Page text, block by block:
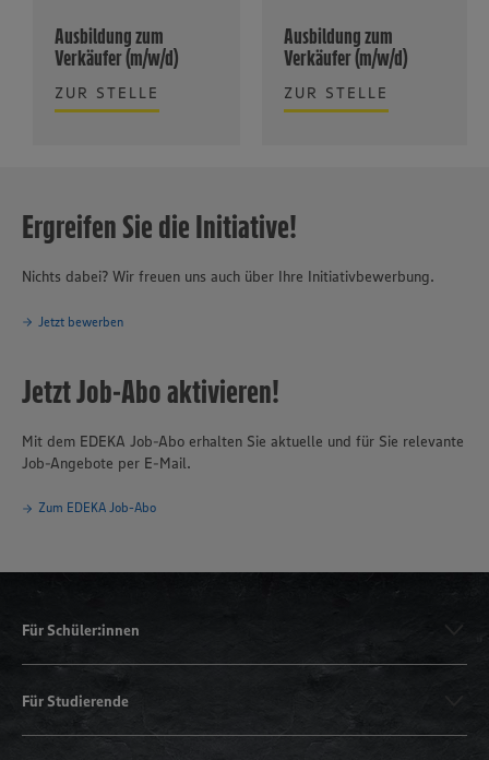
Ausbildung zum
Verkäufer (m/w/d)
ZUR STELLE
Ausbildung zum
Verkäufer (m/w/d)
ZUR STELLE
Ergreifen Sie die Initiative!
Nichts dabei? Wir freuen uns auch über Ihre Initiativbewerbung.
Jetzt bewerben
Jetzt Job-Abo aktivieren!
Mit dem EDEKA Job-Abo erhalten Sie aktuelle und für Sie relevante
Job-Angebote per E-Mail.
Zum EDEKA Job-Abo
Für Schüler:innen
Für Studierende